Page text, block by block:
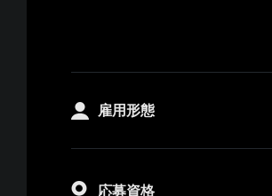
雇用形態
応募資格